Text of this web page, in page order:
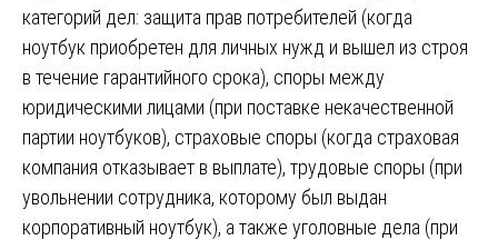
категорий дел: защита прав потребителей (когда
ноутбук приобретен для личных нужд и вышел из строя
в течение гарантийного срока), споры между
юридическими лицами (при поставке некачественной
партии ноутбуков), страховые споры (когда страховая
компания отказывает в выплате), трудовые споры (при
увольнении сотрудника, которому был выдан
корпоративный ноутбук), а также уголовные дела (при